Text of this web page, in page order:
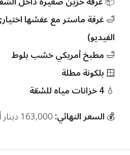
🛁غرفة ماستر مع عفشها
الفيديو)
🛁مطبخ أمريكي خشب بلوط
🪟بلكونة مطلة
💧 4 خزانات مياه للشقة
💰السعر النهائي: